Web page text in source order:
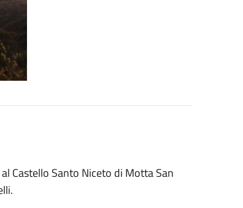
Castello Santo Niceto di Motta San